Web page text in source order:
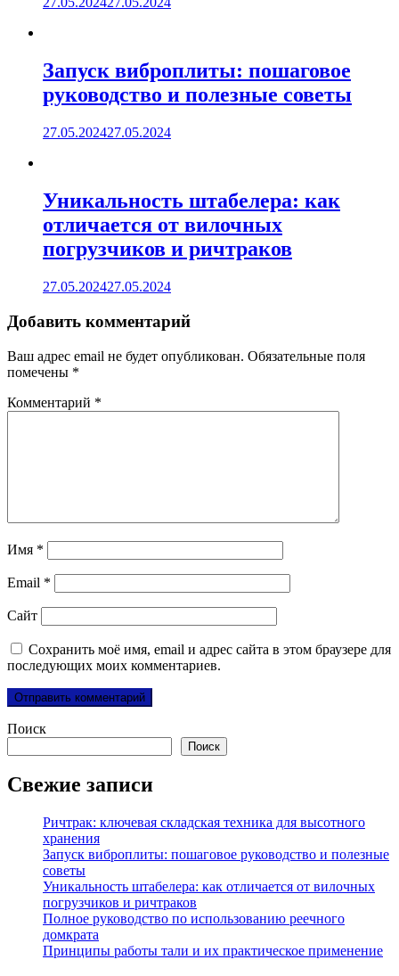
Запуск виброплиты: пошаговое
руководство и полезные советы
27.05.202427.05.2024
Уникальность штабелера: как
отличается от вилочных
погрузчиков и ричтраков
27.05.202427.05.2024
Добавить комментарий
Ваш адрес email не будет опубликован. Обязательные поля
помечены *
Комментарий *
Имя *
Email *
Сайт
Сохранить моё имя, email и адрес сайта в этом браузере для
последующих моих комментариев.
Поиск
Поиск
Свежие записи
Ричтрак: ключевая складская техника для высотного
хранения
Запуск виброплиты: пошаговое руководство и полезные
советы
Уникальность штабелера: как отличается от вилочных
погрузчиков и ричтраков
Полное руководство по использованию реечного
домкрата
Принципы работы тали и их практическое применение